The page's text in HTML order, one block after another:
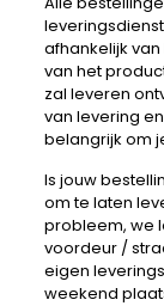
afhankelijk
van het
zal leveren
van levering
belangrijk om
Is jouw
om te laten
probleem, we
voordeur /
eigen
weekend